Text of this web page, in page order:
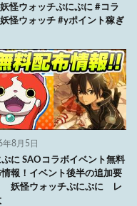
怪ウォッチぷにぷに #コラ
怪ウォッチ #yポイント稼ぎ
年8月5日
に SAOコラボイベント無料
情報！イベント後半の追加要
妖怪ウォッチぷにぷに レ